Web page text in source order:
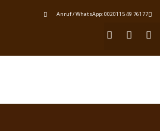
Anruf / WhatsApp: 0020115 49 76177